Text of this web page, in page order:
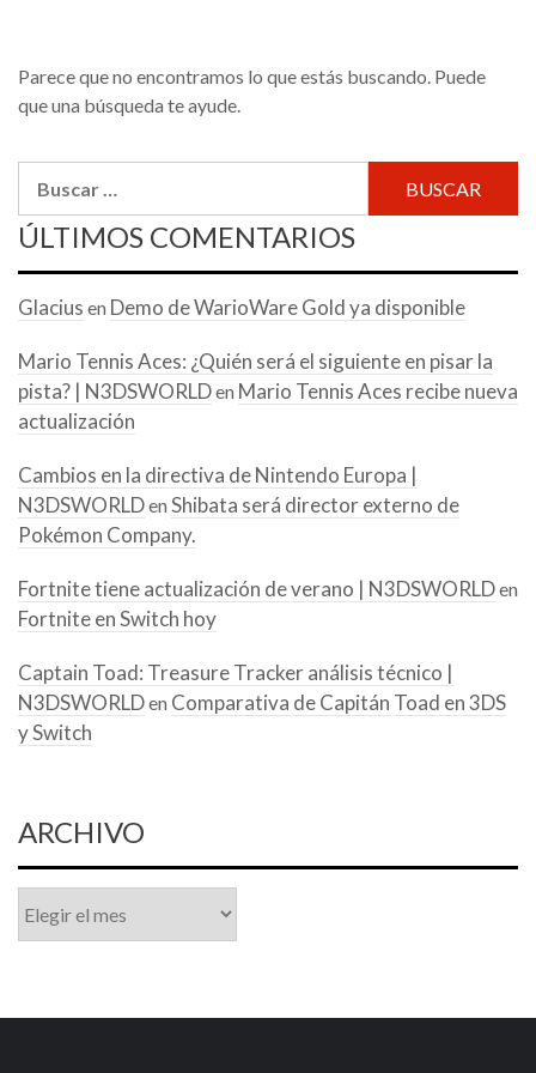
Parece que no encontramos lo que estás buscando. Puede
que una búsqueda te ayude.
ÚLTIMOS COMENTARIOS
Glacius en Demo de WarioWare Gold ya disponible
Mario Tennis Aces: ¿Quién será el siguiente en pisar la
pista? | N3DSWORLDen Mario Tennis Aces recibe nueva
actualización
Cambios en la directiva de Nintendo Europa |
N3DSWORLDen Shibata será director externo de
Pokémon Company.
Fortnite tiene actualización de verano | N3DSWORLDen
Fortnite en Switch hoy
Captain Toad: Treasure Tracker análisis técnico |
N3DSWORLDen Comparativa de Capitán Toad en 3DS
y Switch
ARCHIVO